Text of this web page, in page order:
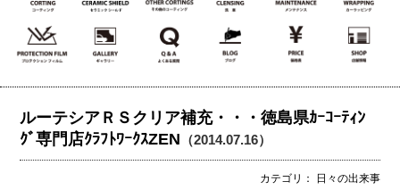
ルーテシアＲＳクリア補充・・・徳島県ｶｰｺｰﾃｨﾝ
ｸﾞ専門店ｸﾗﾌﾄﾜｰｸｽZEN （2014.07.16）
カテゴリ： 日々の出来事